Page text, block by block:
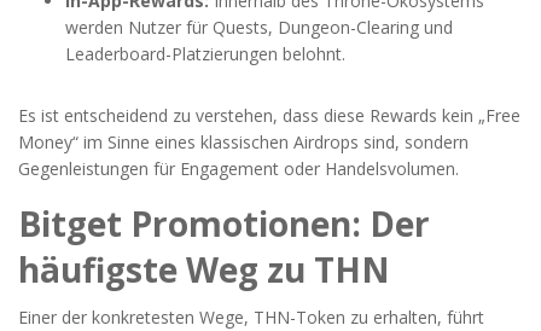
werden Nutzer für Quests, Dungeon-Clearing und
Leaderboard-Platzierungen belohnt.
Es ist entscheidend zu verstehen, dass diese Rewards kein „Free
Money“ im Sinne eines klassischen Airdrops sind, sondern
Gegenleistungen für Engagement oder Handelsvolumen.
Bitget Promotionen: Der
häufigste Weg zu THN
Einer der konkretesten Wege, THN-Token zu erhalten, führt